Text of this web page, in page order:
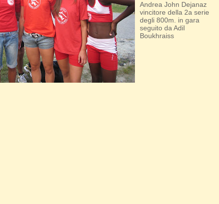
Andrea John Dejanaz
vincitore della 2a serie
degli 800m. in gara
seguito da Adil
Boukhraiss